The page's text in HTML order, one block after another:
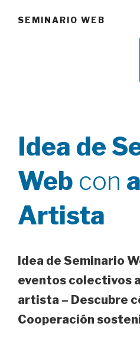
SEMINARIO WEB
Idea de
Web con
Artista
Idea de Seminario
eventos colectivos
artista – Descubre
Cooperación